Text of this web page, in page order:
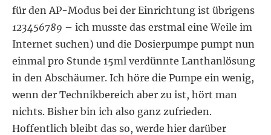
für den AP-Modus bei der Einrichtung ist übrigens
123456789 – ich musste das erstmal eine Weile im
Internet suchen) und die Dosierpumpe pumpt nun
einmal pro Stunde 15ml verdünnte Lanthanlösung
in den Abschäumer. Ich höre die Pumpe ein wenig,
wenn der Technikbereich aber zu ist, hört man
nichts. Bisher bin ich also ganz zufrieden.
Hoffentlich bleibt das so, werde hier darüber